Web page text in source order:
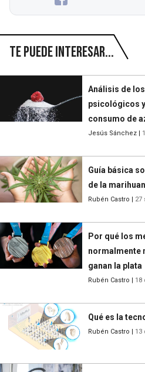
Te puede interesar...
Análisis de
psicológicos
consumo de
Jesús Sánchez |
Guía básica
de la
Rubén Castro | 27
Por qué los
normalmente
ganan la plata
Rubén Castro | 18
Qué es la
Rubén Castro | 13